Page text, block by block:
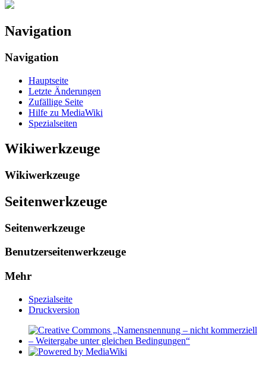
Navigation
Navigation
Hauptseite
Letzte Änderungen
Zufällige Seite
Hilfe zu MediaWiki
Spezialseiten
Wikiwerkzeuge
Wikiwerkzeuge
Seitenwerkzeuge
Seitenwerkzeuge
Benutzerseitenwerkzeuge
Mehr
Spezialseite
Druckversion